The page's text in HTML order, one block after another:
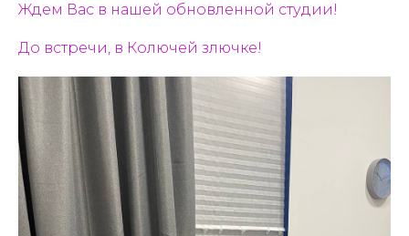
Ждем Вас в нашей обновленной студии!
До встречи, в Колючей злючке!